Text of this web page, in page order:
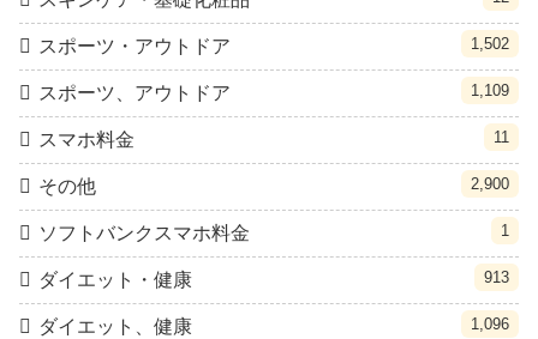
スポーツ・アウトドア 1,502
スポーツ、アウトドア 1,109
スマホ料金 11
その他 2,900
ソフトバンクスマホ料金 1
ダイエット・健康 913
ダイエット、健康 1,096